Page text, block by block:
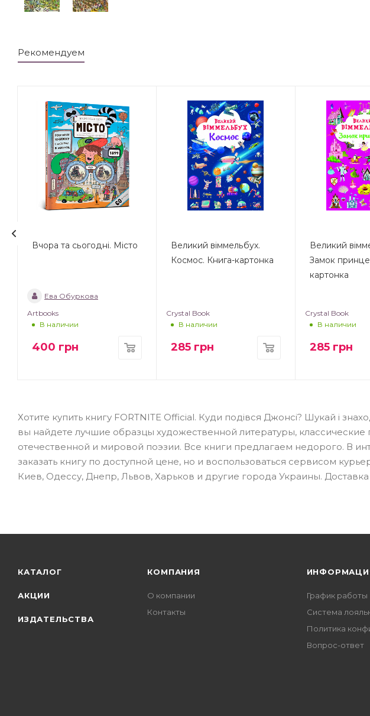
Рекомендуем
Вчора та сьогодні. Місто
Ева Обуркова
Artbooks
В наличии
400 грн
Великий віммельбух.
Космос. Книга-картонка
Crystal Book
В наличии
285грн
Великий
Замок
картонка
Crystal Book
В наличии
285грн
Хотите купить книгу FORTNITE Official. Куди подівся Джонсі? Шукай і
вы найдете лучшие образцы художественной литературы,
отечественной и мировой поэзии. Все книги предлагаем недорого. В
заказать книгу по доступной цене, но и воспользоваться сервисом
Киев, Одессу, Днепр, Львов, Харьков и другие города Украины. Доставка
КАТАЛОГ
АКЦИИ
ИЗДАТЕЛЬСТВА
КОМПАНИЯ
О компании
Контакты
График работы
Система
Политика
Вопрос-ответ